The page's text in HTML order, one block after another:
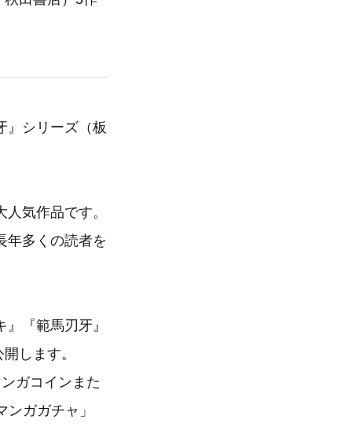
』シリーズ（板
気作品です。
年多くの読者を
『範馬刃牙』
します。
ガコインまた
ガガチャ」